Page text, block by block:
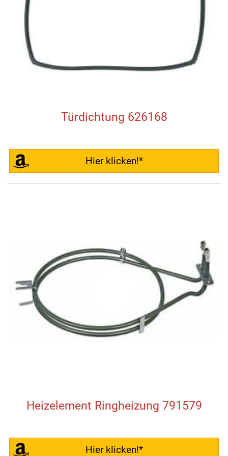
Türdichtung 626168
Hier klicken!*
Heizelement Ringheizung 791579
Hier klicken!*